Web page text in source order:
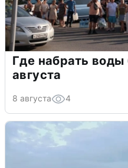
Где набрать воды
августа
8 августа 4